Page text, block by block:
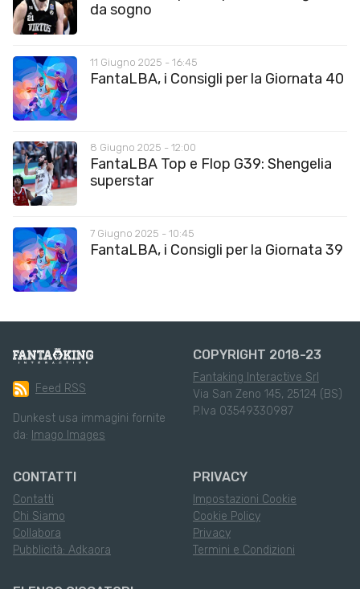
da sogno
11 Giugno 2025 - 16:45
FantaLBA, i Consigli per la Giornata 40
8 Giugno 2025 - 12:00
FantaLBA Top e Flop G39: Shengelia
superstar
7 Giugno 2025 - 10:45
FantaLBA, i Consigli per la Giornata 39
Feed RSS
Dunkest usa immagini fornite
da: Imago Images
COPYRIGHT 2018-23
Fantaking Interactive Srl
Via San Zeno 145, 25124 (BS)
P.Iva 03549330987
CONTATTI
Contatti
Chi Siamo
Collabora
Pubblicità: Adkaora
PRIVACY
Impostazioni Cookie
Cookie Policy
Privacy
Termini e Condizioni